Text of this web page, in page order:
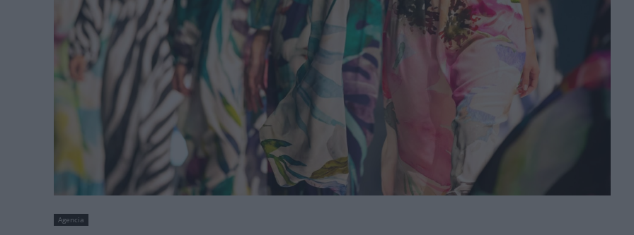
Agencia